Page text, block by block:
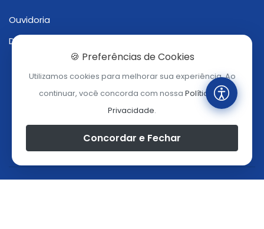
Ouvidoria
Dúvidas Frequentes
🍪 Preferências de Cookies
Utilizamos cookies para melhorar sua experiência. Ao
continuar, você concorda com nossa Política de
Privacidade.
Concordar e Fechar